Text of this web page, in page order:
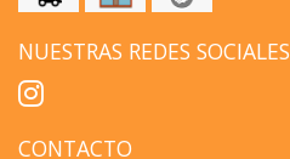
NUESTRAS REDES SOCIALES
CONTACTO